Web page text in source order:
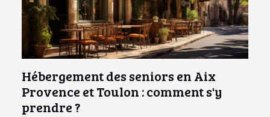
Hébergement des seniors en Aix
Provence et Toulon : comment s'y
prendre ?